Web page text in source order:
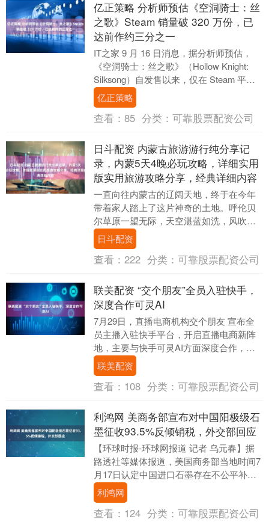
亿正策略 分析师预估《空洞骑士：丝
之歌》Steam 销量破 320 万份，已
达前作约三分之一
IT之家 9 月 16 日消息，据分析师预估，
《空洞骑士：丝之歌》（Hollow Knight:
Silksong）自发售以来，仅在 Steam 平台
的销量就已....
亿正策略
查看： 85 分类： 可靠股票配资公司
日斗配资 内蒙古旅游游行纯分享记
录，内蒙5天4晚必玩攻略，详细实用
版实用旅游攻略分享，经典详细内容
一直向往内蒙古的辽阔天地，终于在今年
带着家人踏上了这片神奇的土地。呼伦贝
尔草原一望无际，天空湛蓝如洗，风吹草
低见牛羊的画面不再是梦中的景象；额尔
古纳湿地静谧壮美....
日斗配资
查看： 222 分类： 可靠股票配资公司
联美配资 “交个朋友”全员入驻快手，
深度合作可灵AI
7月29日，直播电商机构交个朋友 宣布全
员主播入驻快手平台，开启直播电商新阵
地，主要与快手可灵AI方面深度合作，侧
重数字化电商营销能力提升，预计8月中旬
交个朋友....
联美配资
查看： 108 分类： 可靠股票配资公司
利鸿网 美商务部宣布对中国阳极级石
墨征收93.5%反倾销税，外交部回应
【环球时报-环球网报道 记者 乌元春】据
路透社等媒体报道，美国商务部当地时间7
月17日认定中国进口石墨存在不公平补
贴，决定对中国的阳极级石墨征收93.5%的
初步....
利鸿网
查看： 124 分类： 可靠股票配资公司